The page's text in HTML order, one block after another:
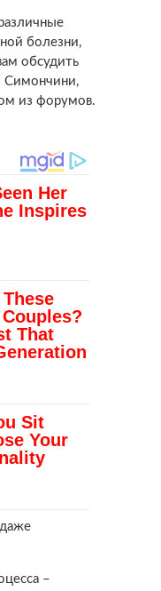
болезни,
обсудить
Симончини,
из форумов.
–